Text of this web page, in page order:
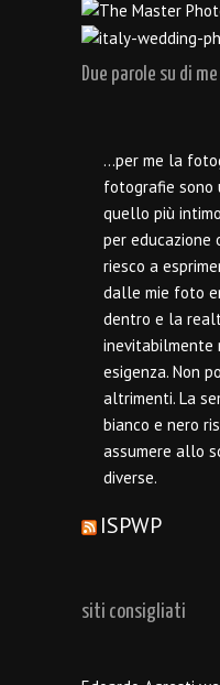
Due parole su di me
…per me la
fotografie sono
quello più
per educazione
riesco a
dalle mie foto
dentro e la
inevitabilmente
esigenza. Non
altrimenti. La
bianco e nero
assumere allo
diverse.
ISPWP
siti consigliati